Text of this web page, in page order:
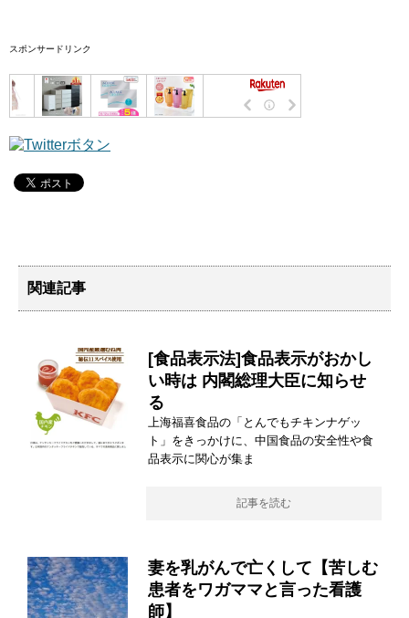
スポンサードリンク
関連記事
[食品表示法]食品表示がおかし
い時は 内閣総理大臣に知らせ
る
上海福喜食品の「とんでもチキンナゲッ
ト」をきっかけに、中国食品の安全性や食
品表示に関心が集ま
記事を読む
妻を乳がんで亡くして【苦しむ
患者をワガママと言った看護
師】